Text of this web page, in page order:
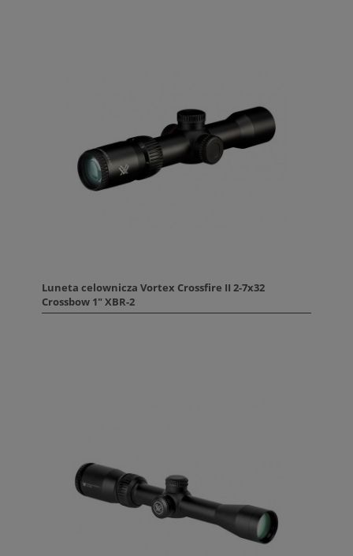
Luneta celownicza Vortex Crossfire II 2-7x32
Crossbow 1" XBR-2